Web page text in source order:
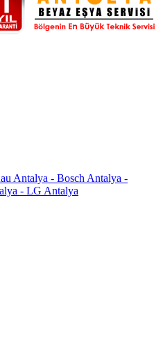
Antalya - Bosch Antalya -
- LG Antalya